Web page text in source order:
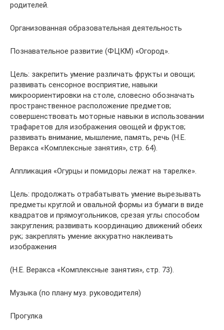
родителей.
Организованная образовательная деятельность
Познавательное развитие (ФЦКМ) «Огород».
Цель: закрепить умение различать фрукты и овощи;
развивать сенсорное восприятие, навыки
микроориентировки на столе, словесно обозначать
пространственное расположение предметов;
совершенствовать моторные навыки в использовании
трафаретов для изображения овощей и фруктов;
развивать внимание, мышление, память, речь (Н.Е.
Веракса «Комплексные занятия», стр. 64).
Аппликация «Огурцы и помидоры лежат на тарелке».
Цель: продолжать отрабатывать умение вырезывать
предметы круглой и овальной формы из бумаги в виде
квадратов и прямоугольников, срезая углы способом
закругления; развивать координацию движений обеих
рук; закреплять умение аккуратно наклеивать
изображения
(Н.Е. Веракса «Комплексные занятия», стр. 73).
Музыка (по плану муз. руководителя)
Прогулка